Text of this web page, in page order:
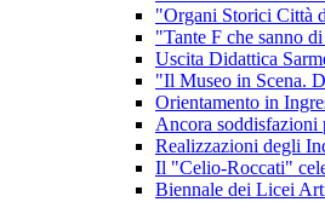
"Organi Storici Città
"Tante F che sanno
Uscita Didattica
"Il Museo in Scena.
Orientamento in
Ancora
Realizzazioni degli
Il "Celio-Roccati"
Biennale dei Licei